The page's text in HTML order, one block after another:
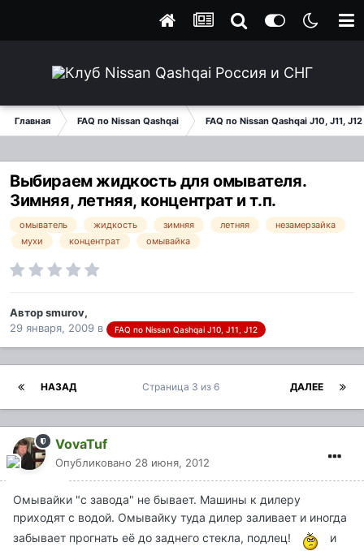
Главная FAQ по Nissan Qashqai FAQ по Nissan Qashqai J10, J11, J12
Выбираем жидкость для омывателя.
Зимняя, летняя, концентрат и т.п.
омыватель жидкость зимняя летняя
незамерзайка
мухи
концентрат омывайка
Авторsmurov,
29 января, 2009 в FAQ по Nissan Qashqai J10, J11, J12
НАЗАД ДАЛЕЕ
Страница 3 из 6
VovaTuf
Опубликовано 28 июня, 2012
Омывайки "с завода" не бывает. Машины к дилеру
приходят с водой. Омывайку туда дилер заливает и иногда
забывает прогнать её до заднего стекла, подлец!
и